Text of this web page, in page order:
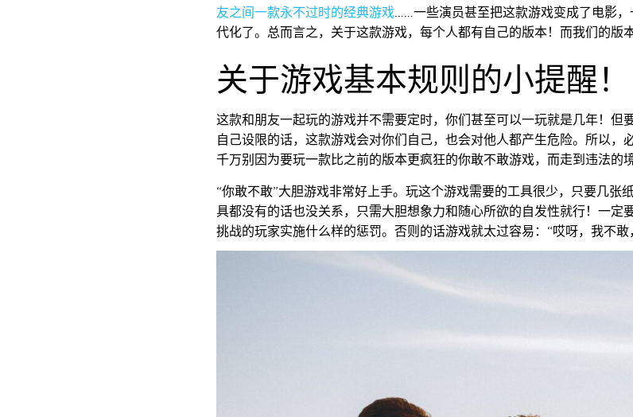
友之间一款永不过时的经典游戏 ……一些演员甚至把这款游戏变成了电影
代化了。总而言之，关于这款游戏，每个人都有自己的版本！而我们的版
关于游戏基本规则的小提醒！
这款和朋友一起玩的游戏并不需要定时，你们甚至可以一玩就是几年！但
自己设限的话，这款游戏会对你们自己，也会对他人都产生危险。所以，
千万别因为要玩一款比之前的版本更疯狂的你敢不敢游戏，而走到违法的
“你敢不敢”大胆游戏非常好上手。玩这个游戏需要的工具很少，只要几张
具都没有的话也没关系，只需大胆想象力和随心所欲的自发性就行！一定
挑战的玩家实施什么样的惩罚。否则的话游戏就太过容易：“哎呀，我不